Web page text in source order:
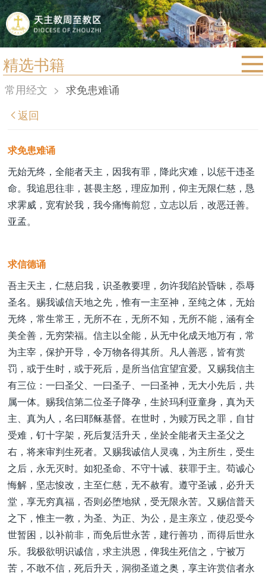
精选书籍
首页
宗教法规
教区简介
信仰文萃
教会圣月
常用经文 > 求免患难诵
返回
求免患难诵
无始无终，全能者天主，因我有罪，降此灾难，以惩干违圣
命。我追思往非，甚畏主怒，理应加刑，仰主无限仁慈，恳
求霁威，宽宥於我，我今痛悔前愆，立志以后，改恶迁善。
亚孟。
求信德诵
吾主天主，仁慈启我，识圣教要理，勿许我陷於昏昧，忝辱
圣名。赐我诚信天地之先，惟有一主至神，至纯之体，无始
无终，常生常王，无所不在，无所不知，无所不能，涵有全
美全善，无穷荣福。信主以全能，从无中化成天地万有，常
为主宰，保护开导，令万物各得其所。凡人善恶，皆有赏
罚，或于生时，或于死后，是所当信宜望宜爱。又赐我信主
有三位：一曰圣父、一曰圣子、一曰圣神，无大小先后，共
属一体。赐我信第二位圣子降孕，生於玛利亚童身，真为天
主、真为人，名曰耶稣基督。在世时，为赎万民之罪，自甘
受难，钉十字架，死后复活升天，坐於全能者天主圣父之
右，将来审判生死者。又赐我诚信人灵魂，为主所生，受生
之后，永无灭时。如犯圣命、不守十诫、获罪于主。苟诚心
悔解，坚志悛改，主至仁慈，无不赦宥。遵守圣诫，必升天
堂，享无穷真福，否则必堕地狱，受无限永苦。又赐信普天
之下，惟主一教，为圣、为正、为公，是主亲立，使忍受今
世暂困，以补前非，而免后世永苦，建行善功，而得后世永
乐。我极欲明识诚信，求主洪恩，俾我生死信之，宁被万
苦，不敢不信，死后升天，洞彻圣道之奥，享主许赏信者永